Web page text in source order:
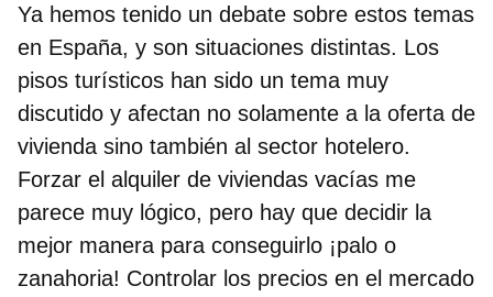
Ya hemos tenido un debate sobre estos temas
en España, y son situaciones distintas. Los
pisos turísticos han sido un tema muy
discutido y afectan no solamente a la oferta de
vivienda sino también al sector hotelero.
Forzar el alquiler de viviendas vacías me
parece muy lógico, pero hay que decidir la
mejor manera para conseguirlo ¡palo o
zanahoria! Controlar los precios en el mercado